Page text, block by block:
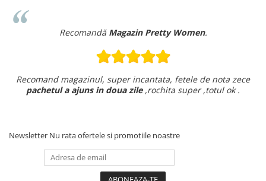
Recomandă Magazin Pretty Women.
Recomand magazinul, super incantata, fetele de nota zece
pachetul a ajuns in doua zile,rochita super ,totul ok .
Newsletter Nu rata ofertele si promotiile noastre